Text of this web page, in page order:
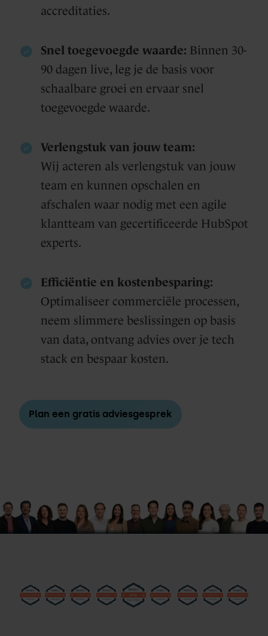
accreditaties.
Snel toegevoegde waarde: Binnen 30-
90 dagen live, leg je de basis voor
schaalbare groei en ervaar snel
toegevoegde waarde.
Verlengstuk van jouw team:
Wij acteren als verlengstuk van jouw
team en kunnen opschalen en
afschalen waar nodig met een agile
klantteam van gecertificeerde HubSpot
experts.
Efficiëntie en kostenbesparing:
Optimaliseer commerciële processen,
neem slimmere beslissingen op basis
van data, ontvang advies over je tech
stack en bespaar kosten.
Plan een gratis adviesgesprek